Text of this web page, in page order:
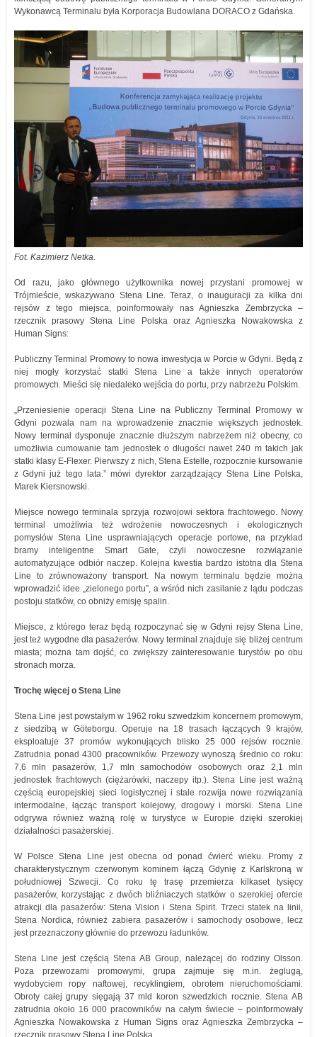
Wykonawcą Terminalu była Korporacja Budowlana DORACO z Gdańska.
Fot. Kazimierz Netka.
Od razu, jako głównego użytkownika nowej przystani promowej w
Trójmieście, wskazywano Stena Line. Teraz, o inauguracji za kilka dni
rejsów z tego miejsca, poinformowały nas Agnieszka Zembrzycka –
rzecznik prasowy Stena Line Polska oraz Agnieszka Nowakowska z
Human Signs:
Publiczny Terminal Promowy to nowa inwestycja w Porcie w Gdyni. Będą z
niej mogły korzystać statki Stena Line a także innych operatorów
promowych. Mieści się niedaleko wejścia do portu, przy nabrzeżu Polskim.
„Przeniesienie operacji Stena Line na Publiczny Terminal Promowy w
Gdyni pozwala nam na wprowadzenie znacznie większych jednostek.
Nowy terminal dysponuje znacznie dłuższym nabrzeżem niż obecny, co
umożliwia cumowanie tam jednostek o długości nawet 240 m takich jak
statki klasy E-Flexer. Pierwszy z nich, Stena Estelle, rozpocznie kursowanie
z Gdyni już tego lata.” mówi dyrektor zarządzający Stena Line Polska,
Marek Kiersnowski.
Miejsce nowego terminala sprzyja rozwojowi sektora frachtowego. Nowy
terminal umożliwia też wdrożenie nowoczesnych i ekologicznych
pomysłów Stena Line usprawniających operacje portowe, na przykład
bramy inteligentne Smart Gate, czyli nowoczesne rozwiązanie
automatyzujące odbiór naczep. Kolejna kwestia bardzo istotna dla Stena
Line to zrównoważony transport. Na nowym terminalu będzie można
wprowadzić idee „zielonego portu”, a wśród nich zasilanie z lądu podczas
postoju statków, co obniży emisję spalin.
Miejsce, z którego teraz będą rozpoczynać się w Gdyni rejsy Stena Line,
jest też wygodne dla pasażerów. Nowy terminal znajduje się bliżej centrum
miasta; można tam dojść, co zwiększy zainteresowanie turystów po obu
stronach morza.
Trochę więcej o Stena Line
Stena Line jest powstałym w 1962 roku szwedzkim koncernem promowym,
z siedzibą w Göteborgu. Operuje na 18 trasach łączących 9 krajów,
eksploatuje 37 promów wykonujących blisko 25 000 rejsów rocznie.
Zatrudnia ponad 4300 pracowników. Przewozy wynoszą średnio co roku:
7,6 mln pasażerów, 1,7 mln samochodów osobowych oraz 2,1 mln
jednostek frachtowych (ciężarówki, naczepy itp.). Stena Line jest ważną
częścią europejskiej sieci logistycznej i stale rozwija nowe rozwiązania
intermodalne, łącząc transport kolejowy, drogowy i morski. Stena Line
odgrywa również ważną rolę w turystyce w Europie dzięki szerokiej
działalności pasażerskiej.
W Polsce Stena Line jest obecna od ponad ćwierć wieku. Promy z
charakterystycznym czerwonym kominem łączą Gdynię z Karlskroną w
południowej Szwecji. Co roku tę trasę przemierza kilkaset tysięcy
pasażerów, korzystając z dwóch bliźniaczych statków o szerokiej ofercie
atrakcji dla pasażerów: Stena Vision i Stena Spirit. Trzeci statek na linii,
Stena Nordica, również zabiera pasażerów i samochody osobowe, lecz
jest przeznaczony głównie do przewozu ładunków.
Stena Line jest częścią Stena AB Group, należącej do rodziny Olsson.
Poza przewozami promowymi, grupa zajmuje się m.in. żeglugą,
wydobyciem ropy naftowej, recyklingiem, obrotem nieruchomościami.
Obroty całej grupy sięgają 37 mld koron szwedzkich rocznie. Stena AB
zatrudnia około 16 000 pracowników na całym świecie – poinformowały
Agnieszka Nowakowska z Human Signs oraz Agnieszka Zembrzycka –
rzecznik prasowy Stena Line Polska.